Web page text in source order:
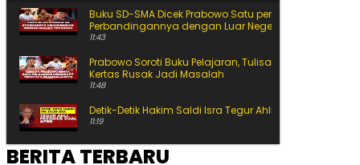
Buku SD-SMA Dicek Prabowo Satu per Satu, Begini
Perbandingannya dengan Luar Negeri
11:43
Prabowo Soroti Buku Pelajaran, Tulisan Kecil hingga
Kertas Rusak Jadi Masalah
11:48
Detik-Detik Hakim Saldi Isra Tegur Ahli Presiden
11:19
Siap-Siap Ganti Gas 3 Kg! BRIN Pamer Gas ANG, Lebih
BERITA TERBARU